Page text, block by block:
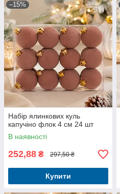
–15%
Набір ялинкових куль
капучіно флок 4 см 24 шт
В наявності
252,88 ₴ 297,50 ₴
Купити